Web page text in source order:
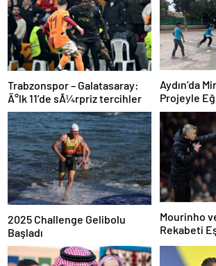
Trabzonspor – Galatasaray:
Ä°lk 11’de sÃ¼rpriz tercihler
Aydın’da
Projeyle
2025 Challenge Gelibolu
Başladı
Mourinho
Rekabeti